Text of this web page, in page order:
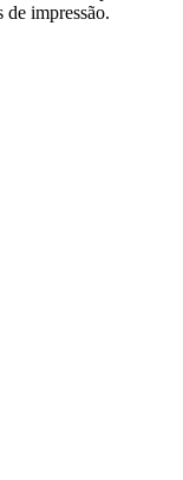
de impressão.